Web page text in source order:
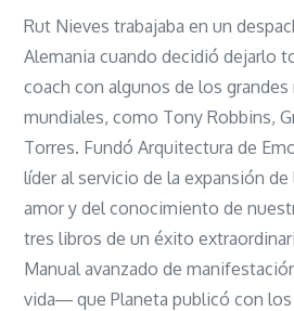
Rut Nieves trabajaba en un
Alemania cuando decidió dejarlo
coach con algunos de los
mundiales, como Tony Robbins,
Torres. Fundó Arquitectura de
líder al servicio de la expansión
amor y del conocimiento de
tres libros de un éxito
Manual avanzado de
vida― que Planeta publicó con